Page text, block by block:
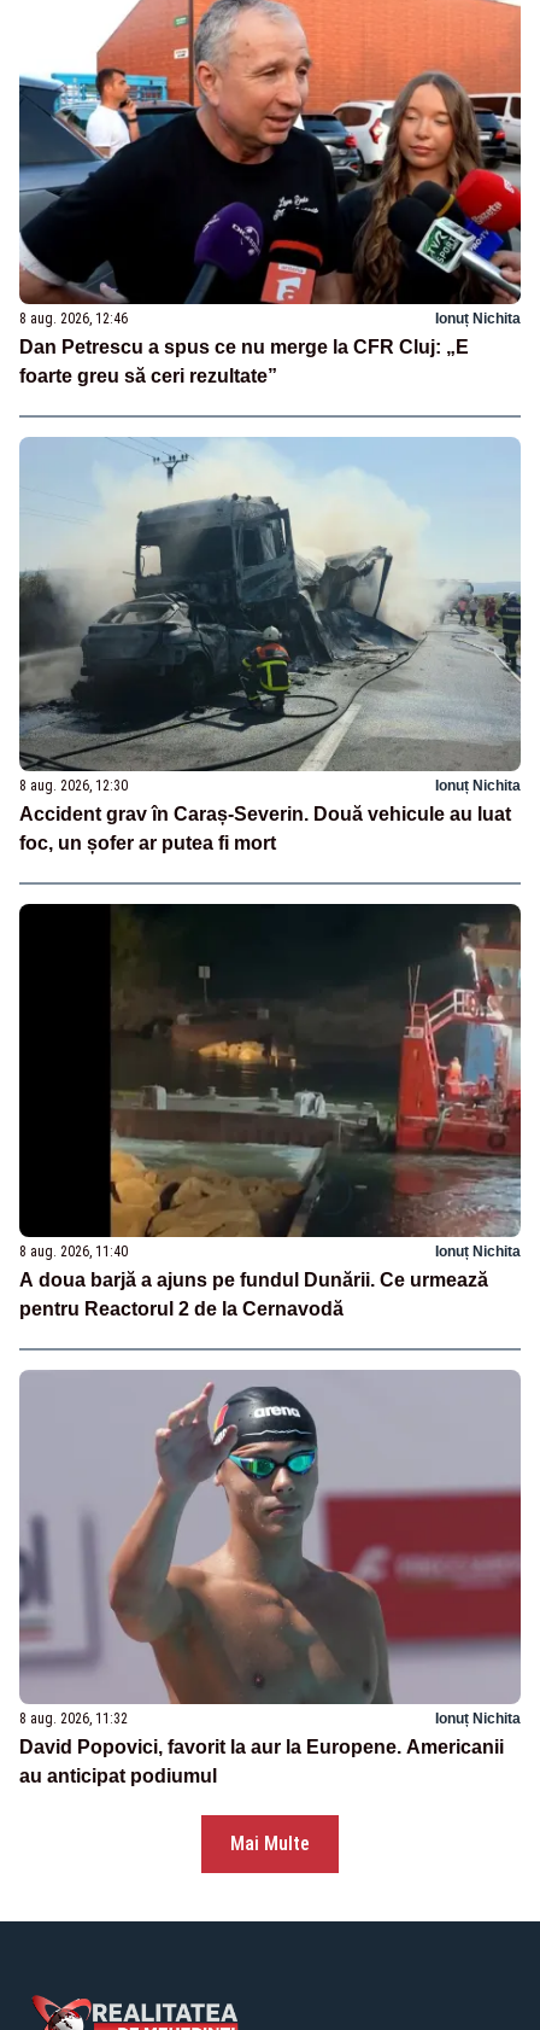
8 aug. 2026, 12:46 Ionuț Nichita
Dan Petrescu a spus ce nu merge la CFR Cluj: „E
foarte greu să ceri rezultate”
8 aug. 2026, 12:30 Ionuț Nichita
Accident grav în Caraș-Severin. Două vehicule au luat
foc, un șofer ar putea fi mort
8 aug. 2026, 11:40 Ionuț Nichita
A doua barjă a ajuns pe fundul Dunării. Ce urmează
pentru Reactorul 2 de la Cernavodă
8 aug. 2026, 11:32 Ionuț Nichita
David Popovici, favorit la aur la Europene. Americanii
au anticipat podiumul
Mai Multe